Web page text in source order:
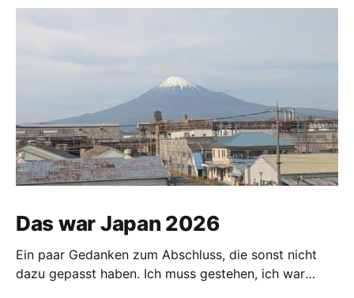
Das war Japan 2026
Ein paar Gedanken zum Abschluss, die sonst nicht
dazu gepasst haben. Ich muss gestehen, ich war